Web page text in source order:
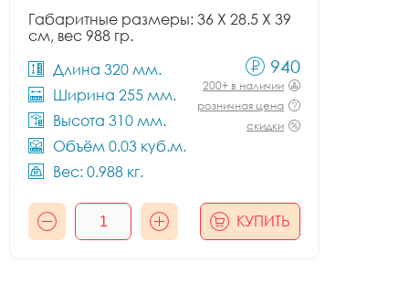
Габаритные размеры: 36 X 28.5 X 39
см, вес 988 гр.
Длина 320 мм.
Ширина 255 мм.
Высота 310 мм.
Объём 0.03 куб.м.
Вес: 0.988 кг.
940
200+ в наличии
розничная цена
скидки
КУПИТЬ